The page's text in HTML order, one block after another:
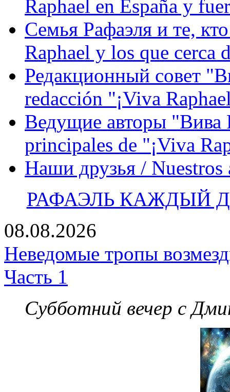
Raphael en España y
Семья Рафаэля и те,
Raphael y los que cerca
Редакционный совет
redacción "¡Viva
Ведущие авторы "Вива
principales de "¡Viva
Наши друзья / Nuestros
РАФАЭЛЬ КАЖДЫЙ
08.08.2026
Неведомые тропы
Часть 1
Субботний вечер с